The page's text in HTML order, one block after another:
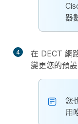
器
4 在 DECT 網
變更您的預
您
用